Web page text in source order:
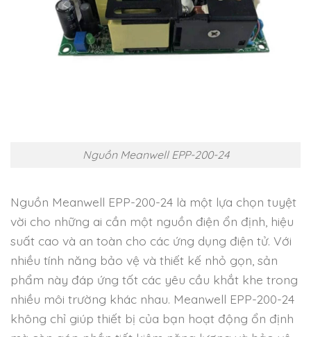
Nguồn Meanwell EPP-200-24
Nguồn Meanwell EPP-200-24 là một lựa chọn tuyệt
vời cho những ai cần một nguồn điện ổn định, hiệu
suất cao và an toàn cho các ứng dụng điện tử. Với
nhiều tính năng bảo vệ và thiết kế nhỏ gọn, sản
phẩm này đáp ứng tốt các yêu cầu khắt khe trong
nhiều môi trường khác nhau. Meanwell EPP-200-24
không chỉ giúp thiết bị của bạn hoạt động ổn định